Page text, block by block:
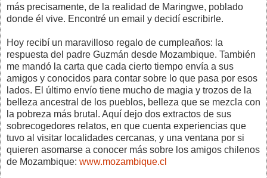
más precisamente, de la realidad de Maringwe, poblado
donde él vive. Encontré un email y decidí escribirle.
Hoy recibí un maravilloso regalo de cumpleaños: la
respuesta del padre Guzmán desde Mozambique. También
me mandó la carta que cada cierto tiempo envía a sus
amigos y conocidos para contar sobre lo que pasa por esos
lados. El último envío tiene mucho de magia y trozos de la
belleza ancestral de los pueblos, belleza que se mezcla con
la pobreza más brutal. Aquí dejo dos extractos de sus
sobrecogedores relatos, en que cuenta experiencias que
tuvo al visitar localidades cercanas, y una ventana por si
quieren asomarse a conocer más sobre los amigos chilenos
de Mozambique: www.mozambique.cl